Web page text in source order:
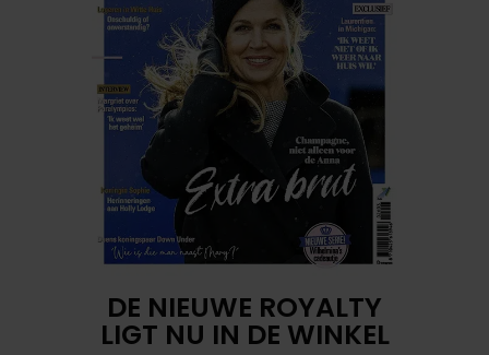
DE NIEUWE ROYALTY
LIGT NU IN DE WINKEL